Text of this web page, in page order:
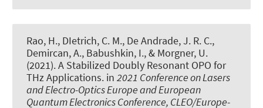
Rao, H., DIetrich, C. M., De Andrade, J. R. C.,
Demircan, A., Babushkin, I., & Morgner, U.
(2021).A Stabilized Doubly Resonant OPO for
THz Applications. in 2021 Conference on Lasers
and Electro-Optics Europe and European
Quantum Electronics Conference, CLEO/Europe-